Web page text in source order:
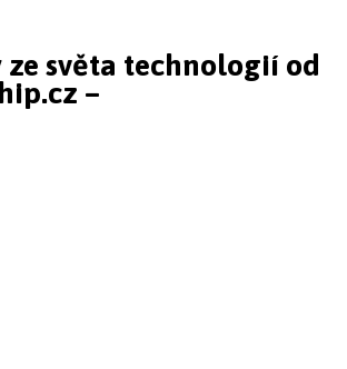
světa technologií od
–